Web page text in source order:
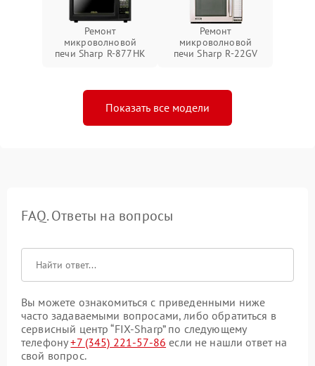
Ремонт
микроволновой
печи Sharp R-877HK
Ремонт
микроволновой
печи Sharp R-22GV
Показать все модели
FAQ. Ответы на вопросы
Вы можете ознакомиться с приведенными ниже
часто задаваемыми вопросами, либо обратиться в
сервисный центр “FIX-Sharp” по следующему
телефону+7 (345) 221-57-86 если не нашли ответ на
свой вопрос.